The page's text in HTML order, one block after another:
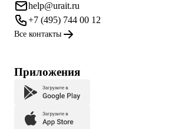
help@urait.ru
+7 (495) 744 00 12
Все контакты
Приложения